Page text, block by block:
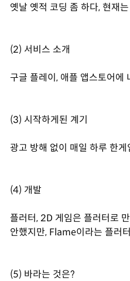
옛날 옛적 코딩 좀 하다, 현재
(2) 서비스 소개
구글 플레이, 애플 앱스토어에
(3) 시작하게된 계기
광고 방해 없이 매일 하루 한
(4) 개발
플러터, 2D 게임은 플러터로
안했지만, Flame이라는 플러
(5) 바라는 것은?